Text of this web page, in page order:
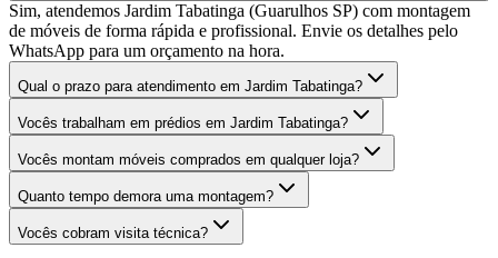
Sim, atendemos Jardim Tabatinga (Guarulhos SP) com montagem
de móveis de forma rápida e profissional. Envie os detalhes pelo
WhatsApp para um orçamento na hora.
Qual o prazo para atendimento em Jardim Tabatinga?
Vocês trabalham em prédios em Jardim Tabatinga?
Vocês montam móveis comprados em qualquer loja?
Quanto tempo demora uma montagem?
Vocês cobram visita técnica?